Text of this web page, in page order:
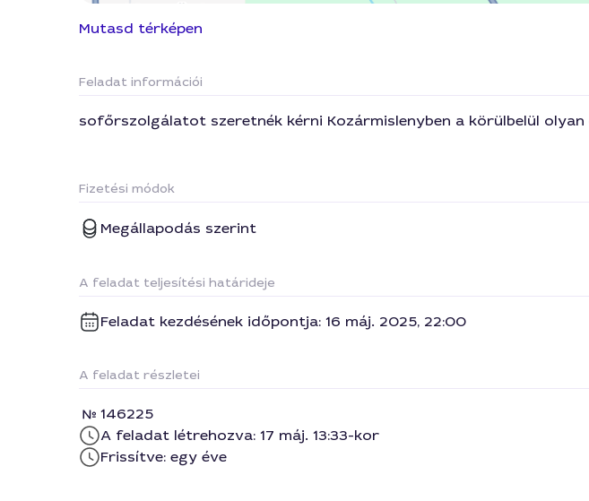
Mutasd térképen
Feladat információi
sofőrszolgálatot szeretnék kérni Kozármislenyben a körülbelül olyan
Fizetési módok
Megállapodás szerint
A feladat teljesítési határideje
Feladat kezdésének időpontja: 16 máj. 2025, 22:00
A feladat részletei
146225
A feladat létrehozva: 17 máj. 13:33-kor
Frissítve: egy éve